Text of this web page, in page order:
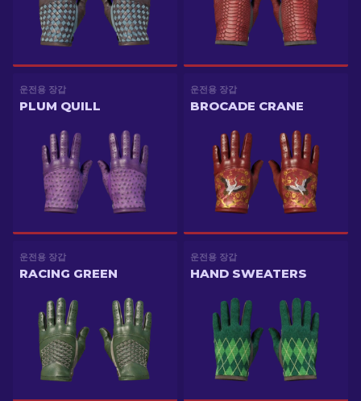
운전용 장갑
PLUM QUILL
운전용 장갑
BROCADE CRANE
운전용 장갑
RACING GREEN
운전용 장갑
HAND SWEATERS